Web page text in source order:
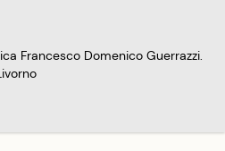
Francesco Domenico Guerrazzi.